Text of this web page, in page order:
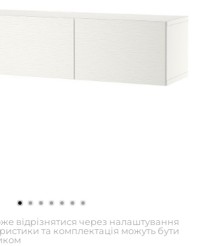
відрізнятися через налаштування
та комплектація можуть бути